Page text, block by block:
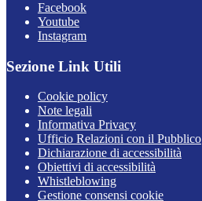
Facebook
Youtube
Instagram
Sezione Link Utili
Cookie policy
Note legali
Informativa Privacy
Ufficio Relazioni con il Pubblico
Dichiarazione di accessibilità
Obiettivi di accessibilità
Whistleblowing
Gestione consensi cookie